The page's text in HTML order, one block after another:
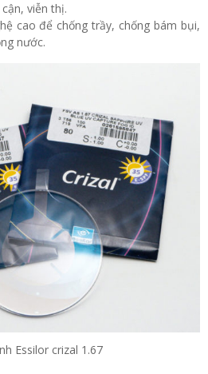
viễn thị.
cao để chống trầy, chống bám bụi,
nước.
Essilor crizal 1.67